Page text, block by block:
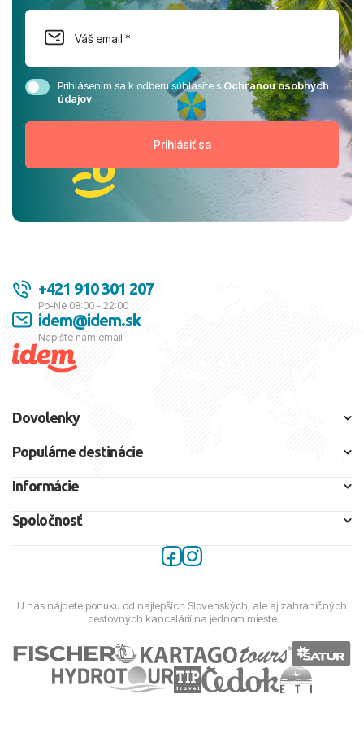
Prihlásením sa k odberu súhlasíte sOchranou osobných
údajov
+421 910 301 207
Po-Ne 08:00 - 22:00
idem@idem.sk
Napíšte nám email
Dovolenky
Populárne destinácie
Informácie
Spoločnosť
U nás nájdete ponuku od najlepších Slovenských, ale aj zahraničných
cestovných kancelárií na jednom mieste